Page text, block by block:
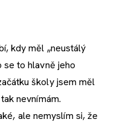
kdy měl „neustálý
se to hlavně jeho
školy jsem měl
nevnímám.
ale nemyslím si, že